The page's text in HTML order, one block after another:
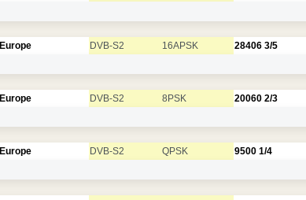
Europe DVB-S2 16APSK 28406 3/5
Europe DVB-S2 8PSK 20060 2/3
Europe DVB-S2 QPSK 9500 1/4